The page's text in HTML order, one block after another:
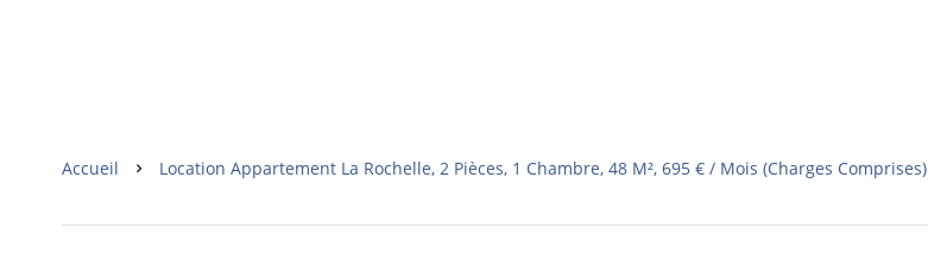
Accueil Location Appartement La Rochelle, 2 Pièces, 1 Chambre, 48 M², 695 € / Mois (Charges Comprises)